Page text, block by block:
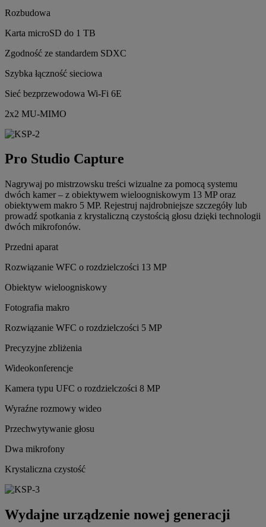
Rozbudowa
Karta microSD do 1 TB
Zgodność ze standardem SDXC
Szybka łączność sieciowa
Sieć bezprzewodowa Wi-Fi 6E
2x2 MU-MIMO
Pro Studio Capture
Nagrywaj po mistrzowsku treści wizualne za pomocą systemu
dwóch kamer – z obiektywem wieloogniskowym 13 MP oraz
obiektywem makro 5 MP. Rejestruj najdrobniejsze szczegóły lub
prowadź spotkania z krystaliczną czystością głosu dzięki technologii
dwóch mikrofonów.
Przedni aparat
Rozwiązanie WFC o rozdzielczości 13 MP
Obiektyw wieloogniskowy
Fotografia makro
Rozwiązanie WFC o rozdzielczości 5 MP
Precyzyjne zbliżenia
Wideokonferencje
Kamera typu UFC o rozdzielczości 8 MP
Wyraźne rozmowy wideo
Przechwytywanie głosu
Dwa mikrofony
Krystaliczna czystość
Wydajne urządzenie nowej generacji